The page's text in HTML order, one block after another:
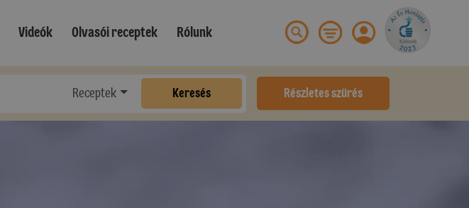
Videók Olvasói receptek Rólunk
Receptek Keresés Részletes szűrés